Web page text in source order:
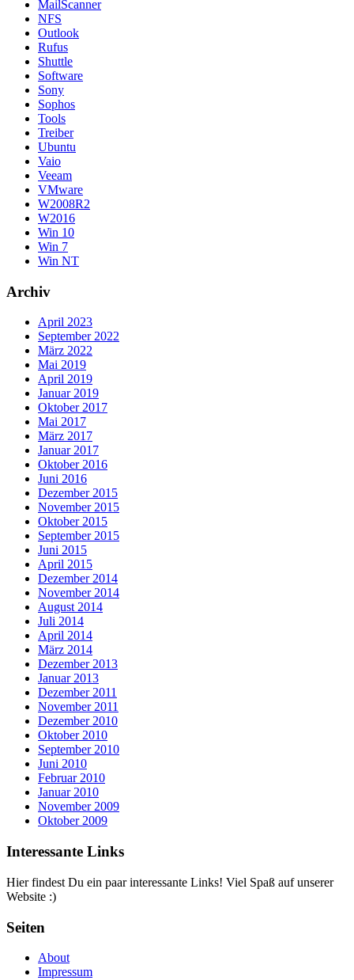
MailScanner
NFS
Outlook
Rufus
Shuttle
Software
Sony
Sophos
Tools
Treiber
Ubuntu
Vaio
Veeam
VMware
W2008R2
W2016
Win 10
Win 7
Win NT
Archiv
April 2023
September 2022
März 2022
Mai 2019
April 2019
Januar 2019
Oktober 2017
Mai 2017
März 2017
Januar 2017
Oktober 2016
Juni 2016
Dezember 2015
November 2015
Oktober 2015
September 2015
Juni 2015
April 2015
Dezember 2014
November 2014
August 2014
Juli 2014
April 2014
März 2014
Dezember 2013
Januar 2013
Dezember 2011
November 2011
Dezember 2010
Oktober 2010
September 2010
Juni 2010
Februar 2010
Januar 2010
November 2009
Oktober 2009
Interessante Links
Hier findest Du ein paar interessante Links! Viel Spaß auf unserer
Website :)
Seiten
About
Impressum